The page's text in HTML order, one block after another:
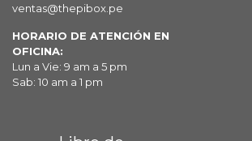
ventas@thepibox.pe
HORARIO DE ATENCIÓN EN
OFICINA:
Lun a Vie: 9 am a 5 pm
Sab: 10 am a 1 pm